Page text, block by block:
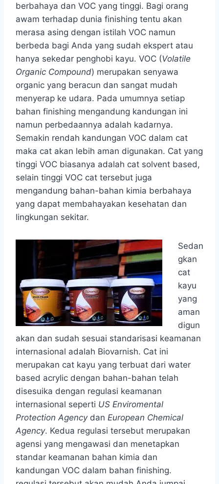
berbahaya dan VOC yang tinggi. Bagi orang
awam terhadap dunia finishing tentu akan
merasa asing dengan istilah VOC namun
berbeda bagi Anda yang sudah ekspert atau
hanya sekedar penghobi kayu. VOC (Volatile
Organic Compound) merupakan senyawa
organic yang beracun dan sangat mudah
menyerap ke udara. Pada umumnya setiap
bahan finishing mengandung kandungan ini
namun perbedaannya adalah kadarnya.
Semakin rendah kandungan VOC dalam cat
maka cat akan lebih aman digunakan. Cat yang
tinggi VOC biasanya adalah cat solvent based,
selain tinggi VOC cat tersebut juga
mengandung bahan-bahan kimia berbahaya
yang dapat membahayakan kesehatan dan
lingkungan sekitar.
Sedan
gkan
cat
kayu
yang
aman
digun
akan dan sudah sesuai standarisasi keamanan
internasional adalah Biovarnish. Cat ini
merupakan cat kayu yang terbuat dari water
based acrylic dengan bahan-bahan telah
disesuika dengan regulasi keamanan
internasional seperti US Enviromental
Protection Agencydan European Chemical
Agency. Kedua regulasi tersebut merupakan
agensi yang mengawasi dan menetapkan
standar keamanan bahan kimia dan
kandungan VOC dalam bahan finishing.